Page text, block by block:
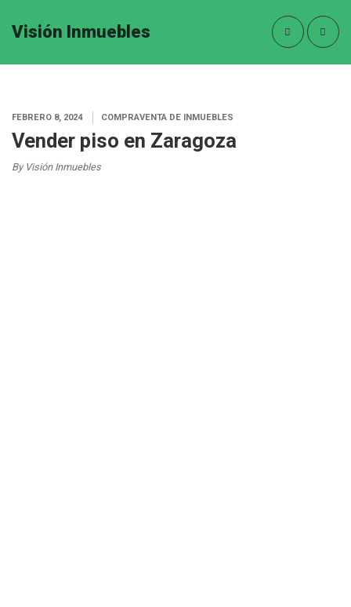
Visión Inmuebles
FEBRERO 8, 2024 COMPRAVENTA DE INMUEBLES
Vender piso en Zaragoza
By Visión Inmuebles